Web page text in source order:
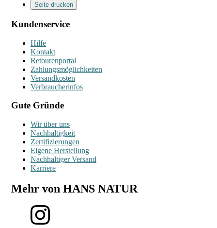
Seite drucken
Kundenservice
Hilfe
Kontakt
Retourenportal
Zahlungsmöglichkeiten
Versandkosten
Verbraucherinfos
Gute Gründe
Wir über uns
Nachhaltigkeit
Zertifizierungen
Eigene Herstellung
Nachhaltiger Versand
Karriere
Mehr von HANS NATUR